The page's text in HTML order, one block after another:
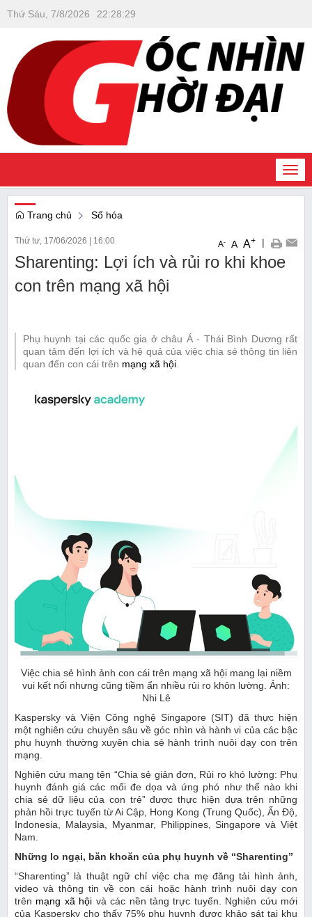
Thứ Sáu, 7/8/2026 22:28:30
Trang chủ Số hóa
Thứ tư, 17/06/2026 16:00 A- A A+ |
Sharenting: Lợi ích và rủi ro khi khoe
con trên mạng xã hội
Phụ huynh tại các quốc gia ở châu Á - Thái Bình Dương rất
quan tâm đến lợi ích và hệ quả của việc chia sẻ thông tin liên
quan đến con cái trên mạng xã hội.
Việc chia sẻ hình ảnh con cái trên mạng xã hội mang lại niềm
vui kết nối nhưng cũng tiềm ẩn nhiều rủi ro khôn lường. Ảnh:
Nhi Lê
Kaspersky và Viện Công nghệ Singapore (SIT) đã thực hiện
một nghiên cứu chuyên sâu về góc nhìn và hành vi của các bậc
phụ huynh thường xuyên chia sẻ hành trình nuôi dạy con trên
mạng.
Nghiên cứu mang tên “Chia sẻ giản đơn, Rủi ro khó lường: Phụ
huynh đánh giá các mối đe dọa và ứng phó như thế nào khi
chia sẻ dữ liệu của con trẻ” được thực hiện dựa trên những
phản hồi trực tuyến từ Ai Cập, Hong Kong (Trung Quốc), Ấn Độ,
Indonesia, Malaysia, Myanmar, Philippines, Singapore và Việt
Nam.
Những lo ngại, băn khoăn của phụ huynh về “Sharenting”
“Sharenting” là thuật ngữ chỉ việc cha mẹ đăng tải hình ảnh,
video và thông tin về con cái hoặc hành trình nuôi dạy con
trên mạng xã hội và các nền tảng trực tuyến. Nghiên cứu mới
của Kaspersky cho thấy 75% phụ huynh được khảo sát tại khu